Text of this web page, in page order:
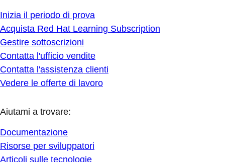
Inizia il periodo di prova
Acquista Red Hat Learning Subscription
Gestire sottoscrizioni
Contatta l'ufficio vendite
Contatta l'assistenza clienti
Vedere le offerte di lavoro
Aiutami a trovare:
Documentazione
Risorse per sviluppatori
Articoli sulle tecnologie